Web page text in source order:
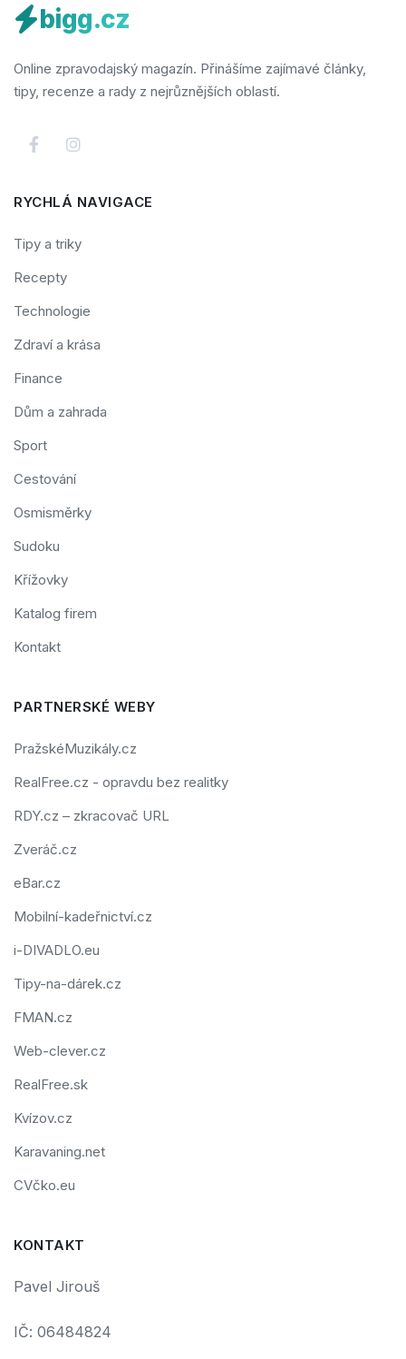
bigg.cz
Online zpravodajský magazín. Přinášíme zajímavé články,
tipy, recenze a rady z nejrůznějších oblastí.
RYCHLÁ NAVIGACE
Tipy a triky
Recepty
Technologie
Zdraví a krása
Finance
Dům a zahrada
Sport
Cestování
Osmisměrky
Sudoku
Křížovky
Katalog firem
Kontakt
PARTNERSKÉ WEBY
PražskéMuzikály.cz
RealFree.cz - opravdu bez realitky
RDY.cz – zkracovač URL
Zveráč.cz
eBar.cz
Mobilní-kadeřnictví.cz
i-DIVADLO.eu
Tipy-na-dárek.cz
FMAN.cz
Web-clever.cz
RealFree.sk
Kvízov.cz
Karavaning.net
CVčko.eu
KONTAKT
Pavel Jirouš
IČ: 06484824